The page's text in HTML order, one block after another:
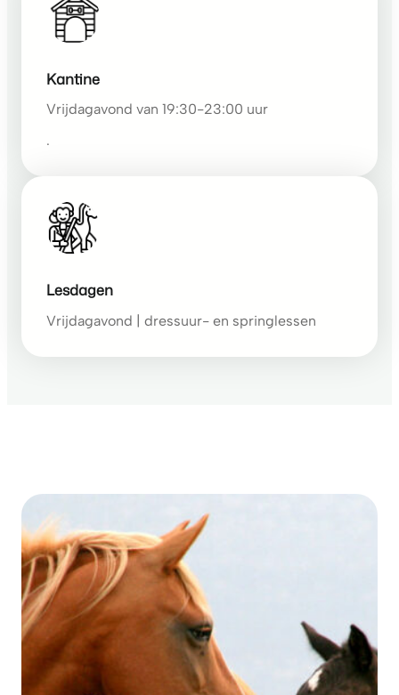
Kantine
Vrijdagavond van 19:30-23:00 uur
.
Lesdagen
Vrijdagavond | dressuur- en springlessen